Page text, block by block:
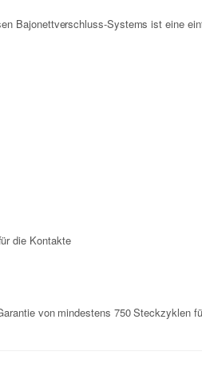
Bajonettverschluss-Systems ist eine
die Kontakte
von mindestens 750 Steckzyklen